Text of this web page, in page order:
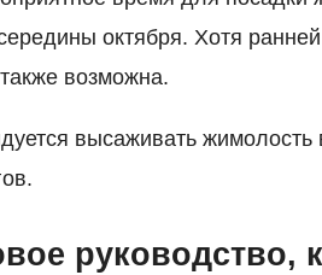
октября. Хотя
возможна.
высаживать
руководство,